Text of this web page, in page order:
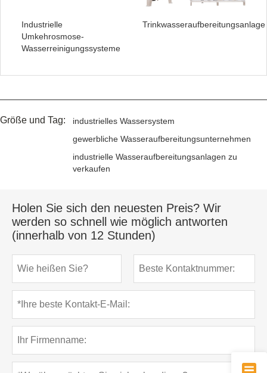
Industrielle
Umkehrosmose-
Wasserreinigungssysteme
Trinkwasseraufbereitungsanlage
Größe und Tag:
industrielles Wassersystem
gewerbliche Wasseraufbereitungsunternehmen
industrielle Wasseraufbereitungsanlagen zu
verkaufen
Holen Sie sich den neuesten Preis? Wir
werden so schnell wie möglich antworten
(innerhalb von 12 Stunden)
